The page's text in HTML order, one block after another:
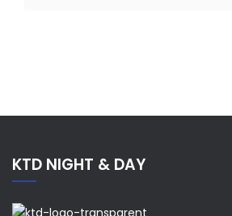
KTD NIGHT & DAY